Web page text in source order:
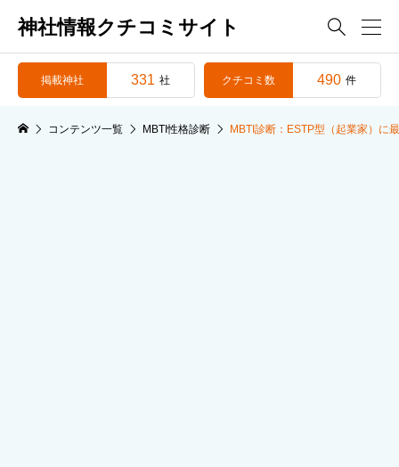
神社情報クチコミサイト 
掲載神社 331 社 クチコミ数 490 件
コンテンツ一覧 MBTI性格診断 MBTI診断：ESTP型（起業家）に